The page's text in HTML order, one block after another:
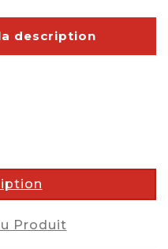
description
Produit